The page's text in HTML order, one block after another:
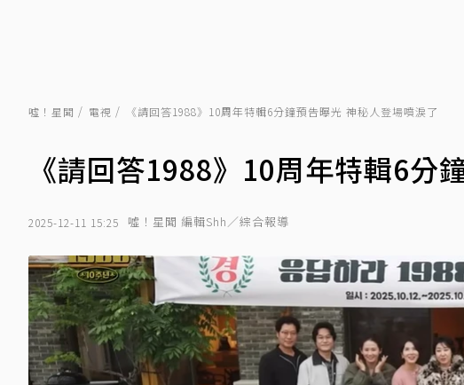
噓！星聞 電視 《請回答1988》10周年特輯6分鐘預告曝光 神秘人登場噴淚了
《請回答1988》10周年特輯6分
2025-12-11 15:25 噓！星聞 編輯Shh／綜合報導